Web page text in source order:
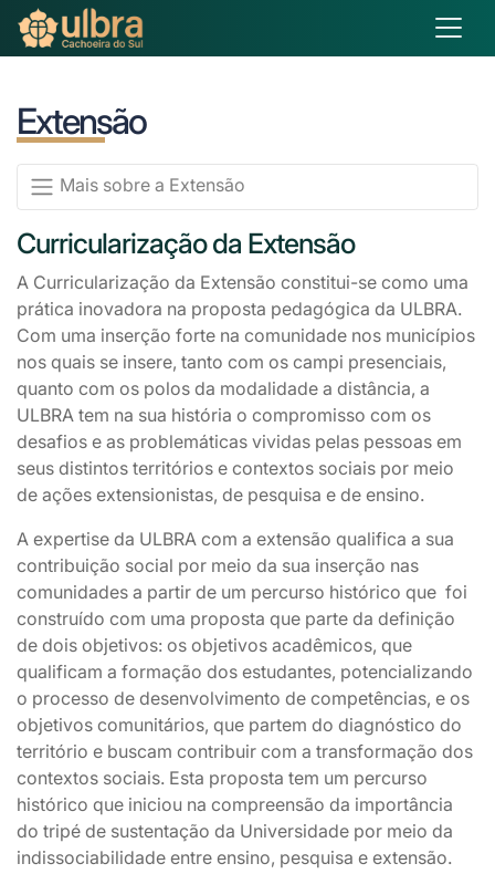
Extensão
Mais sobre a Extensão
Curricularização da Extensão
A Curricularização da Extensão constitui-se como uma
prática inovadora na proposta pedagógica da ULBRA.
Com uma inserção forte na comunidade nos municípios
nos quais se insere, tanto com os campi presenciais,
quanto com os polos da modalidade a distância, a
ULBRA tem na sua história o compromisso com os
desafios e as problemáticas vividas pelas pessoas em
seus distintos territórios e contextos sociais por meio
de ações extensionistas, de pesquisa e de ensino.
A expertise da ULBRA com a extensão qualifica a sua
contribuição social por meio da sua inserção nas
comunidades a partir de um percurso histórico que foi
construído com uma proposta que parte da definição
de dois objetivos: os objetivos acadêmicos, que
qualificam a formação dos estudantes, potencializando
o processo de desenvolvimento de competências, e os
objetivos comunitários, que partem do diagnóstico do
território e buscam contribuir com a transformação dos
contextos sociais. Esta proposta tem um percurso
histórico que iniciou na compreensão da importância
do tripé de sustentação da Universidade por meio da
indissociabilidade entre ensino, pesquisa e extensão.